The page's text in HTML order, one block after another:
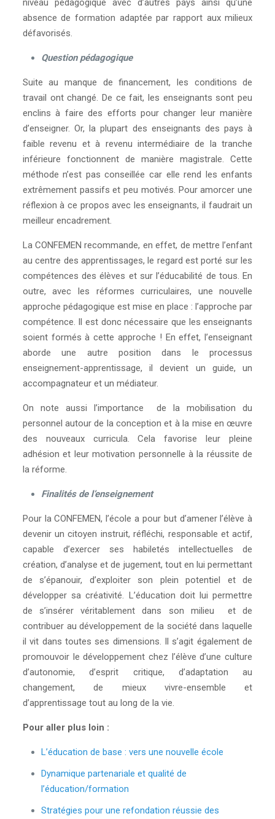
niveau pédagogique avec d’autres pays ainsi qu’une
absence de formation adaptée par rapport aux milieux
défavorisés.
Question pédagogique
Suite au manque de financement, les conditions de
travail ont changé. De ce fait, les enseignants sont peu
enclins à faire des efforts pour changer leur manière
d’enseigner. Or, la plupart des enseignants des pays à
faible revenu et à revenu intermédiaire de la tranche
inférieure fonctionnent de manière magistrale. Cette
méthode n’est pas conseillée car elle rend les enfants
extrêmement passifs et peu motivés. Pour amorcer une
réflexion à ce propos avec les enseignants, il faudrait un
meilleur encadrement.
La CONFEMEN recommande, en effet, de mettre l’enfant
au centre des apprentissages, le regard est porté sur les
compétences des élèves et sur l’éducabilité de tous. En
outre, avec les réformes curriculaires, une nouvelle
approche pédagogique est mise en place : l’approche par
compétence. Il est donc nécessaire que les enseignants
soient formés à cette approche ! En effet, l’enseignant
aborde une autre position dans le processus
enseignement-apprentissage, il devient un guide, un
accompagnateur et un médiateur.
On note aussi l’importance de la mobilisation du
personnel autour de la conception et à la mise en œuvre
des nouveaux curricula. Cela favorise leur pleine
adhésion et leur motivation personnelle à la réussite de
la réforme.
Finalités de l’enseignement
Pour la CONFEMEN, l’école a pour but d’amener l’élève à
devenir un citoyen instruit, réfléchi, responsable et actif,
capable d’exercer ses habiletés intellectuelles de
création, d’analyse et de jugement, tout en lui permettant
de s’épanouir, d’exploiter son plein potentiel et de
développer sa créativité. L’éducation doit lui permettre
de s’insérer véritablement dans son milieu et de
contribuer au développement de la société dans laquelle
il vit dans toutes ses dimensions. Il s’agit également de
promouvoir le développement chez l’élève d’une culture
d’autonomie, d’esprit critique, d’adaptation au
changement, de mieux vivre-ensemble et
d’apprentissage tout au long de la vie.
Pour aller plus loin :
L’éducation de base : vers une nouvelle école
Dynamique partenariale et qualité de
l’éducation/formation
Stratégies pour une refondation réussie des